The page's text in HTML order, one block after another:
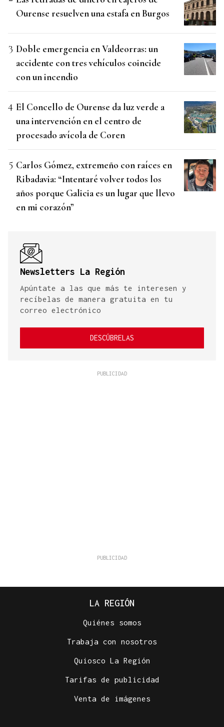
Ourense resuelven una estafa en Burgos
Doble emergencia en Valdeorras: un
accidente con tres vehículos coincide
con un incendio
El Concello de Ourense da luz verde a
una intervención en el centro de
procesado avícola de Coren
Carlos Gómez, extremeño con raíces en
Ribadavia: “Intentaré volver todos los
años porque Galicia es un lugar que llevo
en mi corazón”
Newsletters La Región
Apúntate a las que más te interesen y
recíbelas de manera gratuita en tu
correo electrónico
DESCÚBRELAS
LA REGIÓN
Quiénes somos
Trabaja con nosotros
Quiosco La Región
Tarifas de publicidad
Venta de imágenes